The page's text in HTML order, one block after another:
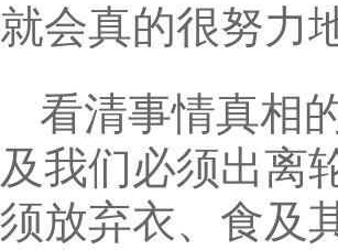
就会真的很努力
看清事情真相
及我们必须出离
须放弃衣、食及